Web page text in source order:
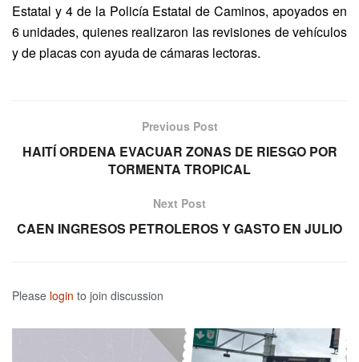
Estatal y 4 de la Policía Estatal de Caminos, apoyados en
6 unidades, quienes realizaron las revisiones de vehículos
y de placas con ayuda de cámaras lectoras.
Previous Post
HAITÍ ORDENA EVACUAR ZONAS DE RIESGO POR
TORMENTA TROPICAL
Next Post
CAEN INGRESOS PETROLEROS Y GASTO EN JULIO
Please login to join discussion